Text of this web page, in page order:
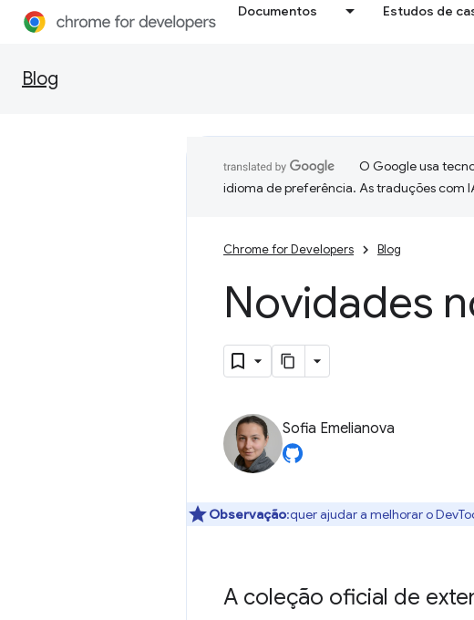
Documentos Estudos de
Blog
O Google usa
idioma de preferência. As traduções com
Chrome for Developers Blog
Novidades
Sofia Emelianova
Observação:quer ajudar a melhorar o
A coleção oficial de